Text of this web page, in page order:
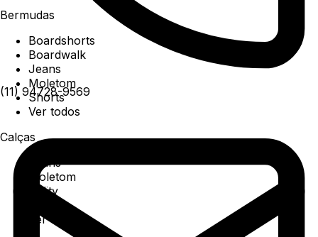
(11) 94728-9569
Bermudas
Boardshorts
Boardwalk
Jeans
Moletom
Shorts
Ver todos
Calças
Jeans
Moletom
Utility
Ver todos